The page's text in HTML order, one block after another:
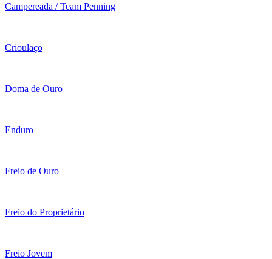
Campereada / Team Penning
Crioulaço
Doma de Ouro
Enduro
Freio de Ouro
Freio do Proprietário
Freio Jovem